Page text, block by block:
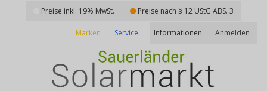
Preise inkl. 19% MwSt. Preise nach § 12 UStG ABS. 3
Informationen Anmelden
Marken Service